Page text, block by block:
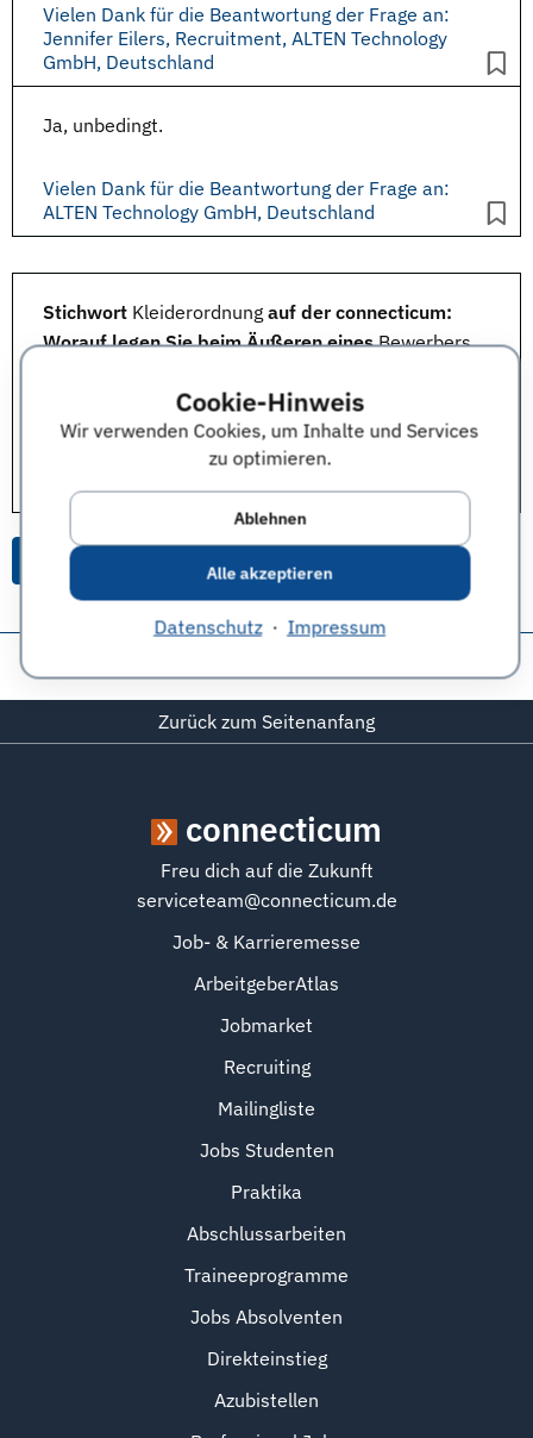
Cookie-Hinweis
Wir verwenden Cookies, um Inhalte und Services
zu optimieren.
Ablehnen
Alle akzeptieren
Datenschutz· Impressum
Vielen Dank für die Beantwortung der Frage an:
Jennifer Eilers, Recruitment, ALTEN Technology
GmbH, Deutschland
Ja, unbedingt.
Vielen Dank für die Beantwortung der Frage an:
ALTEN Technology GmbH, Deutschland
Stichwort Kleiderordnung auf der connecticum:
Worauf legen Sie beim Äußeren einesBewerbers
Auftreten
Vielen Dank für die Beantwortung der Frage an:
ALTEN Technology GmbH, Deutschland
Alle Themen & Expertentipps
Zurück zum Seitenanfang
connecticum
Freu dich auf die Zukunft
serviceteam@connecticum.de
Job- & Karrieremesse
ArbeitgeberAtlas
Jobmarket
Recruiting
Mailingliste
Jobs Studenten
Praktika
Abschlussarbeiten
Traineeprogramme
Jobs Absolventen
Direkteinstieg
Azubistellen